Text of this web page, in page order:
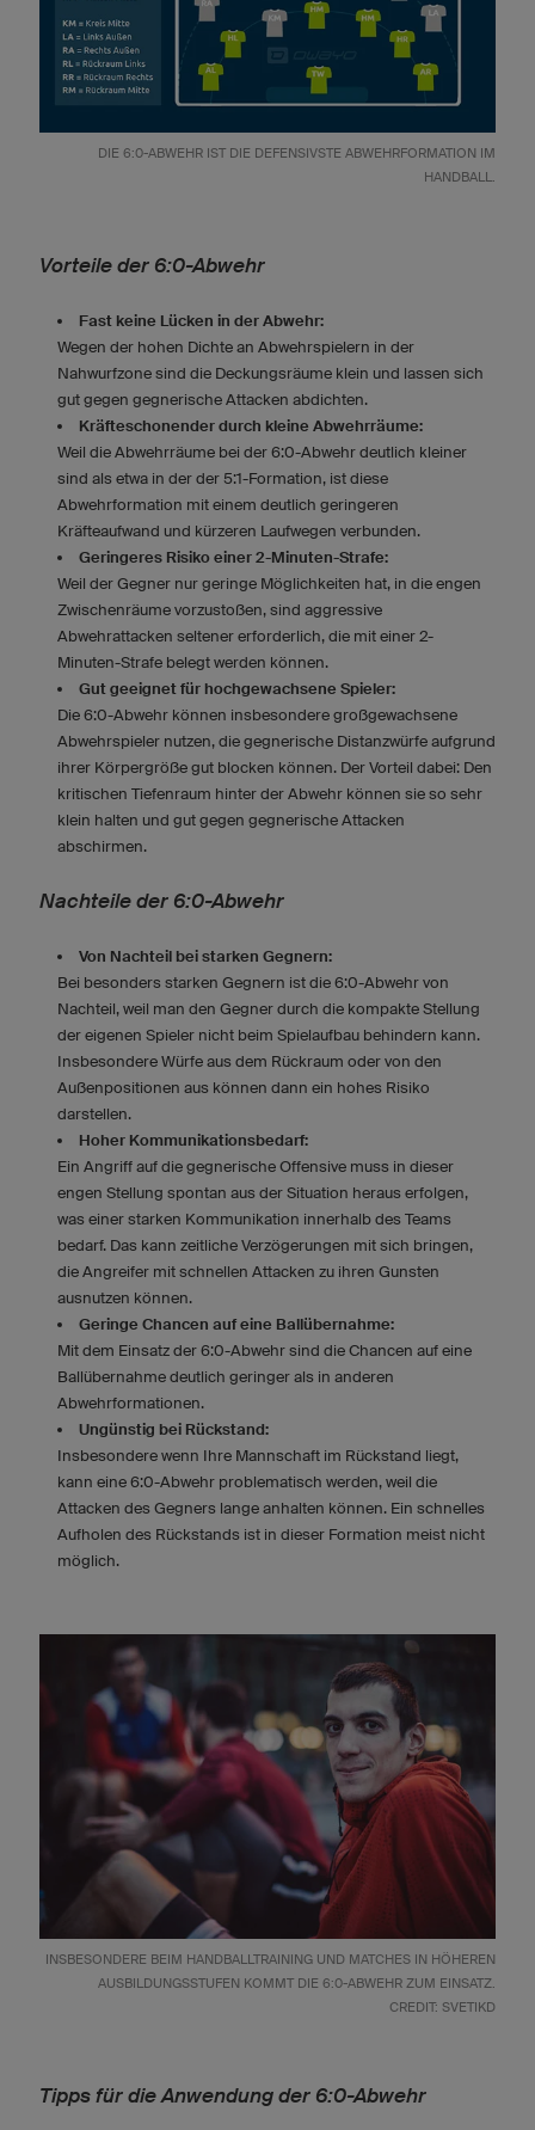
DIE 6:0-ABWEHR IST DIE DEFENSIVSTE ABWEHRFORMATION IM
HANDBALL.
Vorteile der 6:0-Abwehr
Fast keine Lücken in der Abwehr:
Wegen der hohen Dichte an Abwehrspielern in der
Nahwurfzone sind die Deckungsräume klein und lassen sich
gut gegen gegnerische Attacken abdichten.
Kräfteschonender durch kleine Abwehrräume:
Weil die Abwehrräume bei der 6:0-Abwehr deutlich kleiner
sind als etwa in der der 5:1-Formation, ist diese
Abwehrformation mit einem deutlich geringeren
Kräfteaufwand und kürzeren Laufwegen verbunden.
Geringeres Risiko einer 2-Minuten-Strafe:
Weil der Gegner nur geringe Möglichkeiten hat, in die engen
Zwischenräume vorzustoßen, sind aggressive
Abwehrattacken seltener erforderlich, die mit einer 2-
Minuten-Strafe belegt werden können.
Gut geeignet für hochgewachsene Spieler:
Die 6:0-Abwehr können insbesondere großgewachsene
Abwehrspieler nutzen, die gegnerische Distanzwürfe aufgrund
ihrer Körpergröße gut blocken können. Der Vorteil dabei: Den
kritischen Tiefenraum hinter der Abwehr können sie so sehr
klein halten und gut gegen gegnerische Attacken
abschirmen.
Nachteile der 6:0-Abwehr
Von Nachteil bei starken Gegnern:
Bei besonders starken Gegnern ist die 6:0-Abwehr von
Nachteil, weil man den Gegner durch die kompakte Stellung
der eigenen Spieler nicht beim Spielaufbau behindern kann.
Insbesondere Würfe aus dem Rückraum oder von den
Außenpositionen aus können dann ein hohes Risiko
darstellen.
Hoher Kommunikationsbedarf:
Ein Angriff auf die gegnerische Offensive muss in dieser
engen Stellung spontan aus der Situation heraus erfolgen,
was einer starken Kommunikation innerhalb des Teams
bedarf. Das kann zeitliche Verzögerungen mit sich bringen,
die Angreifer mit schnellen Attacken zu ihren Gunsten
ausnutzen können.
Geringe Chancen auf eine Ballübernahme:
Mit dem Einsatz der 6:0-Abwehr sind die Chancen auf eine
Ballübernahme deutlich geringer als in anderen
Abwehrformationen.
Ungünstig bei Rückstand:
Insbesondere wenn Ihre Mannschaft im Rückstand liegt,
kann eine 6:0-Abwehr problematisch werden, weil die
Attacken des Gegners lange anhalten können. Ein schnelles
Aufholen des Rückstands ist in dieser Formation meist nicht
möglich.
INSBESONDERE BEIM HANDBALLTRAINING UND MATCHES IN HÖHEREN
AUSBILDUNGSSTUFEN KOMMT DIE 6:0-ABWEHR ZUM EINSATZ.
CREDIT: SVETIKD
Tipps für die Anwendung der 6:0-Abwehr